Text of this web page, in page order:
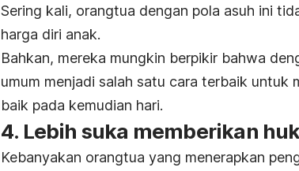
Sering kali, orangtua dengan pola asuh ini
harga diri anak.
Bahkan, mereka mungkin berpikir bahwa
umum menjadi salah satu cara terbaik untuk
baik pada kemudian hari.
4. Lebih suka memberikan
Kebanyakan orangtua yang menerapkan